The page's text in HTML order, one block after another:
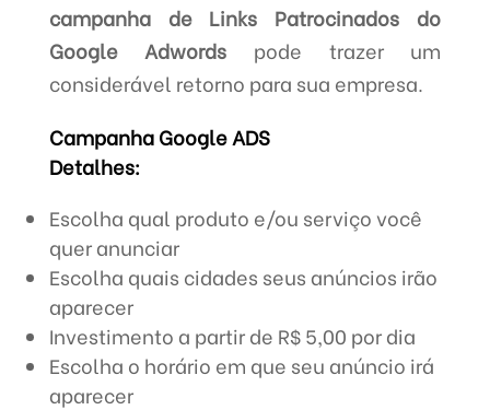
campanha de Links Patrocinados do
Google Adwords pode trazer um
considerável retorno para sua empresa.
Campanha Google ADS
Detalhes:
Escolha qual produto e/ou serviço você
quer anunciar
Escolha quais cidades seus anúncios irão
aparecer
Investimento a partir de R$ 5,00 por dia
Escolha o horário em que seu anúncio irá
aparecer